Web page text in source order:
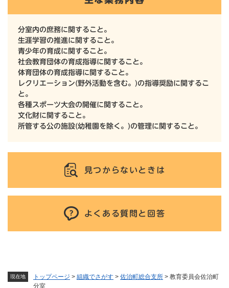
現在地 トップページ > 組織でさがす > 佐治町総合支所 > 教育委員会佐治町
分室
分室内の庶務に関すること。
生涯学習の推進に関すること。
青少年の育成に関すること。
社会教育団体の育成指導に関すること。
体育団体の育成指導に関すること。
レクリエーション(野外活動を含む。)の指導奨励に関するこ
と。
各種スポーツ大会の開催に関すること。
文化財に関すること。
所管する公の施設(幼稚園を除く。)の管理に関すること。
見つからないときは
よくある質問と回答